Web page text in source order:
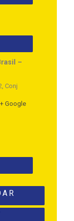
–
Conj
+ Google